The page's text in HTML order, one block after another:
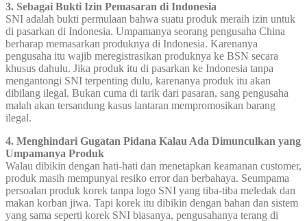
3. Sebagai Bukti Izin Pemasaran di Indonesia
SNI adalah bukti permulaan bahwa suatu produk meraih izin untuk
di pasarkan di Indonesia. Umpamanya seorang pengusaha China
berharap memasarkan produknya di Indonesia. Karenanya
pengusaha itu wajib meregistrasikan produknya ke BSN secara
khusus dahulu. Jika produk itu di pasarkan ke Indonesia tanpa
mengantongi SNI terpenting dulu, karenanya produk itu akan
dibilang ilegal. Bukan cuma di tarik dari pasaran, sang pengusaha
malah akan tersandung kasus lantaran mempromosikan barang
ilegal.
4. Menghindari Gugatan Pidana Kalau Ada Dimunculkan yang
Umpamanya Produk
Walau dibikin dengan hati-hati dan menetapkan keamanan customer,
produk masih mempunyai resiko error dan berbahaya. Seumpama
persoalan produk korek tanpa logo SNI yang tiba-tiba meledak dan
makan korban jiwa. Tapi korek itu dibikin dengan bahan dan sistem
yang sama seperti korek SNI biasanya, pengusahanya terang di